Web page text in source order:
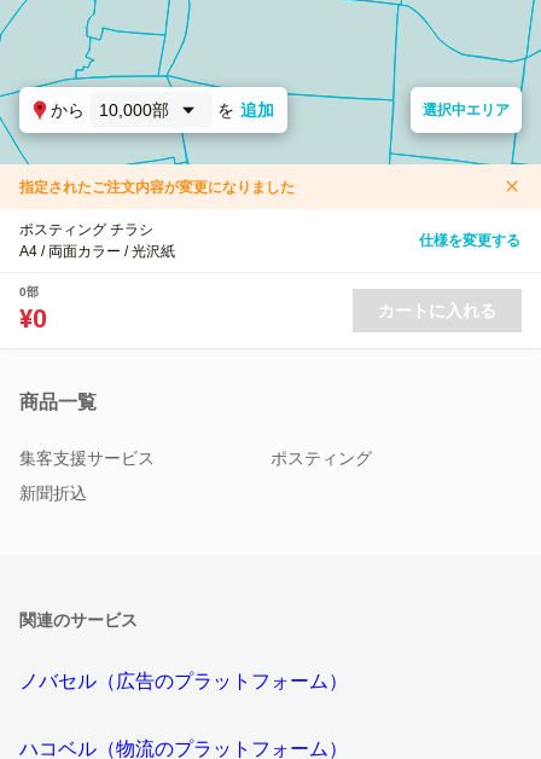
から 10,000部 を 追加 選択中エリア
指定されたご注文内容が変更になりました
ポスティング チラシ
A4 / 両面カラー / 光沢紙
仕様を変更する
0部
¥0 カートに入れる
商品一覧
集客支援サービス
ポスティング
新聞折込
関連のサービス
ノバセル（広告のプラットフォーム）
ハコベル（物流のプラットフォーム）